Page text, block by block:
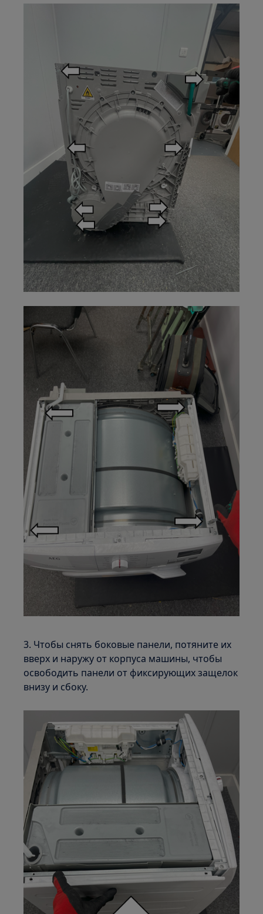
3. Чтобы снять боковые панели, потяните их
вверх и наружу от корпуса машины, чтобы
освободить панели от фиксирующих защелок
внизу и сбоку.